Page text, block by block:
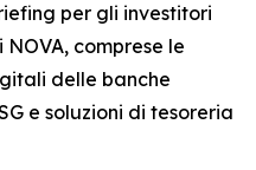
per gli investitori
comprese le
delle banche
e soluzioni di tesoreria